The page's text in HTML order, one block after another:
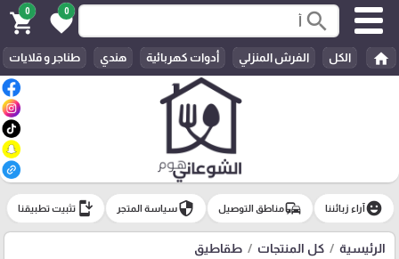
search
0
favorite
0
shopping_cart
home الكل الفرش المنزلي أدوات كهربائية هندي طناجر و قلايات
emoji_emotionsآراء زبائننا commuteمناطق التوصيل securityسياسة المتجر install_mobile تثبيت تطبيقنا
الرئيسية كل المنتجات طقاطيق